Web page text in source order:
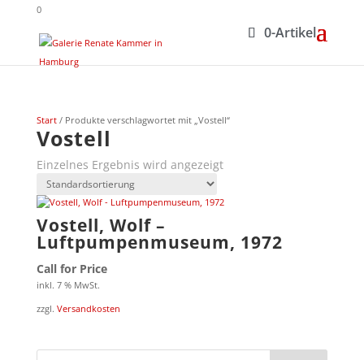
0
0-Artikel
Start/ Produkte verschlagwortet mit „Vostell“
Vostell
Einzelnes Ergebnis wird angezeigt
Vostell, Wolf –
Luftpumpenmuseum, 1972
Call for Price
inkl. 7 % MwSt.
zzgl. Versandkosten